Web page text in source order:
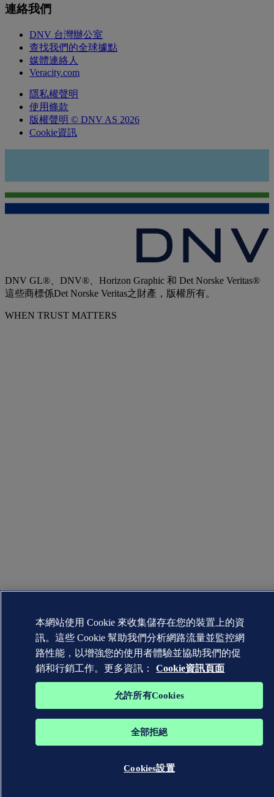
連絡我們
DNV 台灣辦公室
查找我們的全球據點
媒體連絡人
Veracity.com
隱私權聲明
使用條款
版權聲明 © DNV AS 2026
Cookie資訊
DNV GL®、DNV®、Horizon Graphic 和 Det Norske Veritas®
這些商標係Det Norske Veritas之財產，版權所有。
WHEN TRUST MATTERS
本網站使用 Cookie 來收集儲存在您的裝置上的資
訊。這些 Cookie 幫助我們分析網路流量並監控網
路性能，以增強您的使用者體驗並協助我們的促
銷和行銷工作。更多資訊：
Cookie資訊頁面
允許所有Cookies
全部拒絕
Cookies設置